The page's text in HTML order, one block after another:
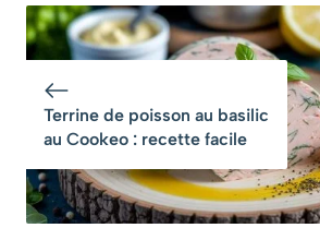
du Périgord
France et
sur leur
belge va
amuser
Terrine de poisson au basilic
au Cookeo : recette facile